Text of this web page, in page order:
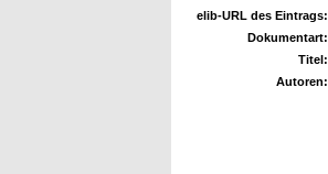
elib-URL des Eintrags:
Dokumentart:
Titel:
Autoren: